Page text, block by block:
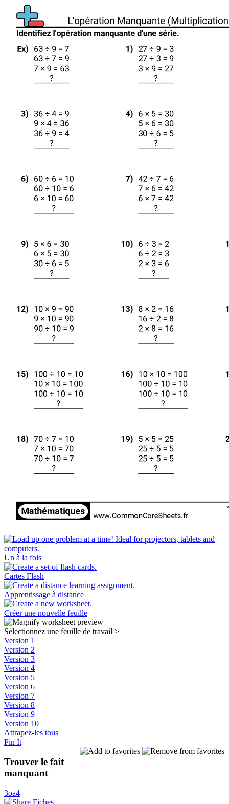
Un à la fois
Cartes Flash
Apprentissage à distance
Créer une nouvelle feuille
Sélectionnez une feuille de travail >
Version 1
Version 2
Version 3
Version 4
Version 5
Version 6
Version 7
Version 8
Version 9
Version 10
Attrapez-les tous
Pin It
Trouver le fait
manquant
3oa4